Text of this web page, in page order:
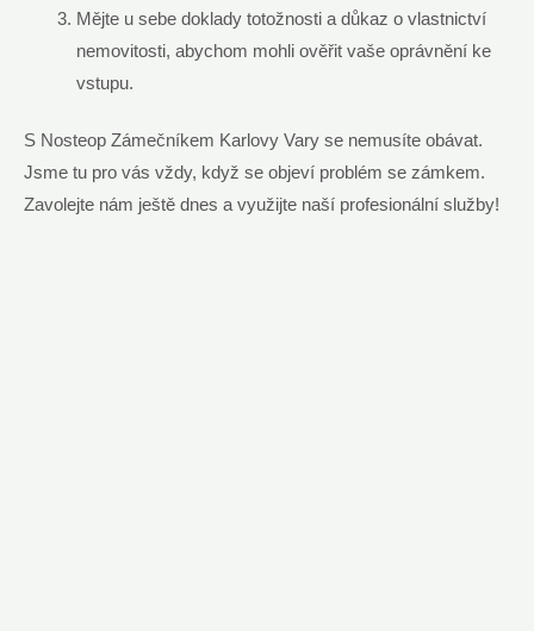
Mějte u sebe ⁤doklady totožnosti a důkaz o vlastnictví
nemovitosti, ‍abychom ⁤mohli ověřit vaše oprávnění ke
vstupu.
S⁣ Nosteop Zámečníkem Karlovy Vary se nemusíte obávat.
‌Jsme tu pro vás vždy, když se objeví problém se⁤ zámkem.
Zavolejte nám ještě dnes ⁢a využijte naší profesionální služby!